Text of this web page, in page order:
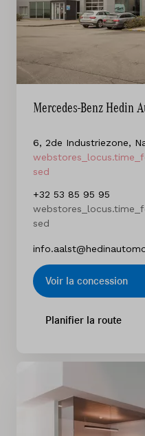
Mercedes-Benz Hedin
6, 2de Industriezone,
sed
+32 53 85 95 95
sed
Voir la concession
Planifier la route